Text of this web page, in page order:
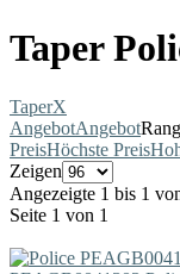
Taper
TaperX
AngebotAngebot
PreisHöchste Preis
Zeigen
Angezeigte 1 bis 1
Seite 1 von 1